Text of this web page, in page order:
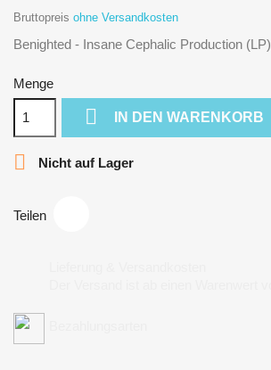
Bruttopreis ohne Versandkosten
Benighted - Insane Cephalic Production (LP)
Menge
 IN DEN WARENKORB
 Nicht auf Lager
Teilen